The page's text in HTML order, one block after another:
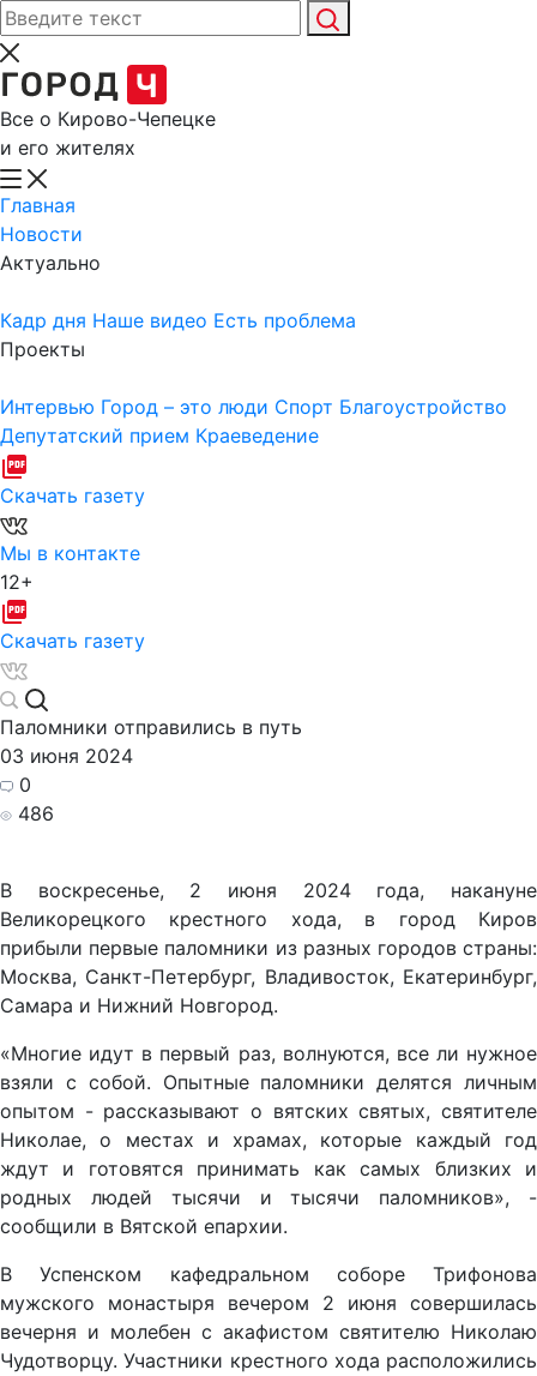
Все о Кирово-Чепецке
и его жителях
Главная
Новости
Актуально
Кадр дня Наше видео Есть проблема
Проекты
Интервью Город – это люди Спорт Благоустройство
Депутатский прием Краеведение
Скачать газету
Мы в контакте
12+
Скачать газету
Паломники отправились в путь
03 июня 2024
0
486
В воскресенье, 2 июня 2024 года, накануне
Великорецкого крестного хода, в город Киров
прибыли первые паломники из разных городов страны:
Москва, Санкт-Петербург, Владивосток, Екатеринбург,
Самара и Нижний Новгород.
«Многие идут в первый раз, волнуются, все ли нужное
взяли с собой. Опытные паломники делятся личным
опытом - рассказывают о вятских святых, святителе
Николае, о местах и храмах, которые каждый год
ждут и готовятся принимать как самых близких и
родных людей тысячи и тысячи паломников», -
сообщили в Вятской епархии.
В Успенском кафедральном соборе Трифонова
мужского монастыря вечером 2 июня совершилась
вечерня и молебен с акафистом святителю Николаю
Чудотворцу. Участники крестного хода расположились